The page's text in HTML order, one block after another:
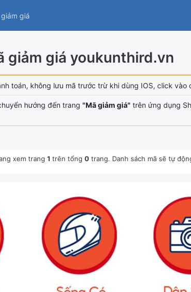
giá
giảm giá youkunthird.vn
toán, không lưu mã trước trừ khi dùng IOS, click vào
hướng đến trang "Mã giảm giá" trên ứng dụng
xem trang 1 trên tổng 0trang. Danh sách mã sẽ tự